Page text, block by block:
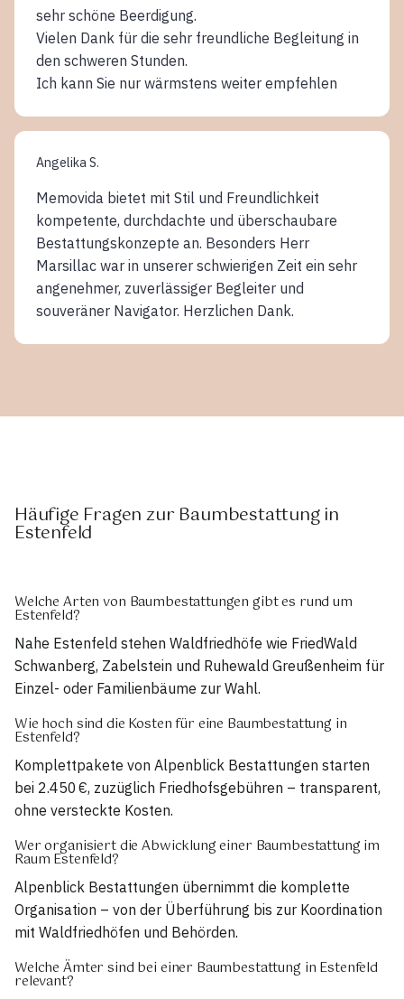
sehr schöne Beerdigung.
Vielen Dank für die sehr freundliche Begleitung in
den schweren Stunden.
Ich kann Sie nur wärmstens weiter empfehlen
Angelika S.
Memovida bietet mit Stil und Freundlichkeit
kompetente, durchdachte und überschaubare
Bestattungskonzepte an. Besonders Herr
Marsillac war in unserer schwierigen Zeit ein sehr
angenehmer, zuverlässiger Begleiter und
souveräner Navigator. Herzlichen Dank.
Häufige Fragen zur Baumbestattung in
Estenfeld
Welche Arten von Baumbestattungen gibt es rund um
Estenfeld?
Nahe Estenfeld stehen Waldfriedhöfe wie FriedWald
Schwanberg, Zabelstein und Ruhewald Greußenheim für
Einzel- oder Familienbäume zur Wahl.
Wie hoch sind die Kosten für eine Baumbestattung in
Estenfeld?
Komplettpakete von Alpenblick Bestattungen starten
bei 2.450 €, zuzüglich Friedhofsgebühren – transparent,
ohne versteckte Kosten.
Wer organisiert die Abwicklung einer Baumbestattung im
Raum Estenfeld?
Alpenblick Bestattungen übernimmt die komplette
Organisation – von der Überführung bis zur Koordination
mit Waldfriedhöfen und Behörden.
Welche Ämter sind bei einer Baumbestattung in Estenfeld
relevant?